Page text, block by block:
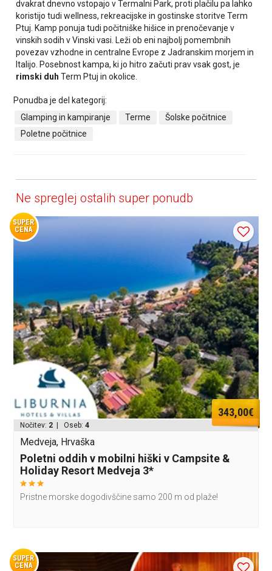
dvakrat dnevno vstopajo v Termalni Park, proti plačilu pa lahko
koristijo tudi wellness, rekreacijske in gostinske storitve Term
Ptuj. Kamp ponuja tudi počitniške hišice in prenočevanje v
vinskih sodih v Vinski vasi. Leži ob eni najbolj pomembnih
povezav vzhodne in centralne Evrope z Jadranskim morjem in
Italijo. Posebnost kampa, ki jo hitro začuti prav vsak gost, je
rimski duh Term Ptuj in okolice.
Ponudba je del kategorij:
Glamping in kampiranje
Terme
Šolske počitnice
Poletne počitnice
Ne spreglej ostalih super ponudb
SUPER
CENA
343,00€
Nočitev: 2 | Oseb:4
Medveja, Hrvaška
Poletni oddih v mobilni hiški v Campsite &
Holiday Resort Medveja 3*
Pristne morske dogodivščine samo 200 m od plaže!
SUPER
CENA